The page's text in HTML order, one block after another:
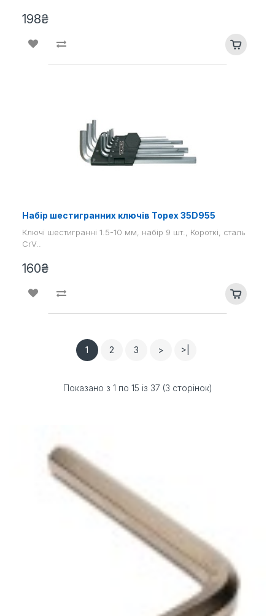
198₴
Набір шестигранних ключів Topex 35D955
Ключі шестигранні 1.5-10 мм, набір 9 шт., Короткі, сталь
CrV..
160₴
1 2 3 > >|
Показано з 1 по 15 із 37 (3 сторінок)